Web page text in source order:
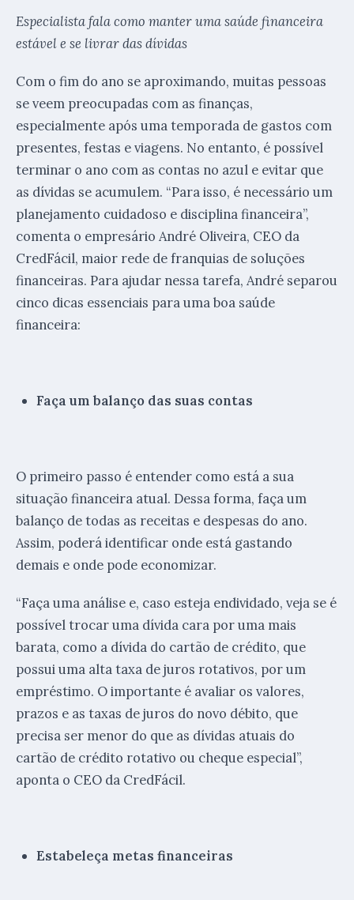
Especialista fala como manter uma saúde financeira
estável e se livrar das dívidas
Com o fim do ano se aproximando, muitas pessoas
se veem preocupadas com as finanças,
especialmente após uma temporada de gastos com
presentes, festas e viagens. No entanto, é possível
terminar o ano com as contas no azul e evitar que
as dívidas se acumulem. “Para isso, é necessário um
planejamento cuidadoso e disciplina financeira”,
comenta o empresário André Oliveira, CEO da
CredFácil, maior rede de franquias de soluções
financeiras. Para ajudar nessa tarefa, André separou
cinco dicas essenciais para uma boa saúde
financeira:
Faça um balanço das suas contas
O primeiro passo é entender como está a sua
situação financeira atual. Dessa forma, faça um
balanço de todas as receitas e despesas do ano.
Assim, poderá identificar onde está gastando
demais e onde pode economizar.
“Faça uma análise e, caso esteja endividado, veja se é
possível trocar uma dívida cara por uma mais
barata, como a dívida do cartão de crédito, que
possui uma alta taxa de juros rotativos, por um
empréstimo. O importante é avaliar os valores,
prazos e as taxas de juros do novo débito, que
precisa ser menor do que as dívidas atuais do
cartão de crédito rotativo ou cheque especial”,
aponta o CEO da CredFácil.
Estabeleça metas financeiras